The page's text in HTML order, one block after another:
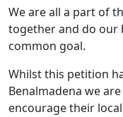
We are all a part of
together and do our
common goal.
Whilst this petition
Benalmadena we
encourage their